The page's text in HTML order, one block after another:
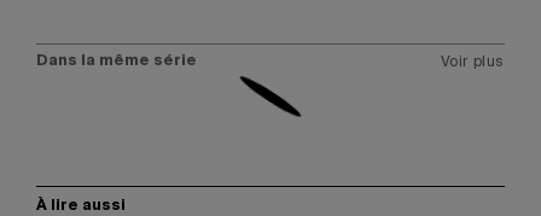
Dans la même série Voir plus
À lire aussi